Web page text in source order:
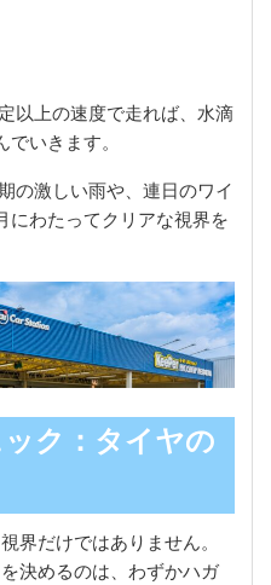
以上の速度で走れば、水滴
いきます。
の激しい雨や、連日のワイ
にわたってクリアな視界を
ク：タイヤの
界だけではありません。
決めるのは、わずかハガ